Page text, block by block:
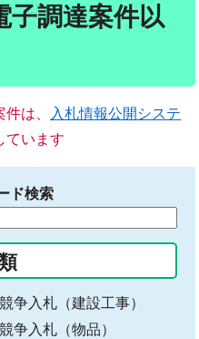
子調達案件以
は、
入札情報公開システ
ています
ド検索
争入札（建設工事）
争入札（物品）